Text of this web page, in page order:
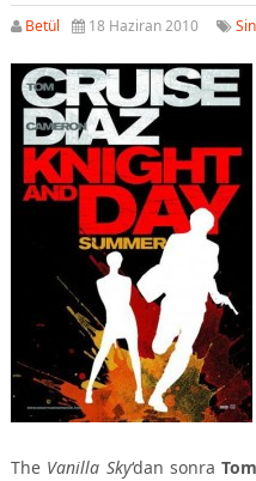
Betül 18 Haziran 2010
The Vanilla Sky‘dan sonra